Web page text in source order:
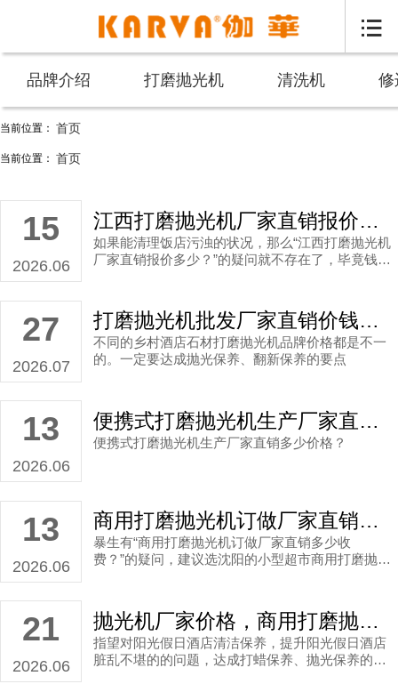

品牌介绍 打磨抛光机 清洗机 修
当前位置： 首页
当前位置： 首页
15
2026.06
江西打磨抛光机厂家直销报价多少？
如果能清理饭店污浊的状况，那么“江西打磨抛光机
厂家直销报价多少？”的疑问就不存在了，毕竟钱花
27
2026.07
打磨抛光机批发厂家直销价钱多少？
不同的乡村酒店石材打磨抛光机品牌价格都是不一
的。一定要达成抛光保养、翻新保养的要点
13
2026.06
便携式打磨抛光机生产厂家直销多少价格？
便携式打磨抛光机生产厂家直销多少价格？
13
2026.06
商用打磨抛光机订做厂家直销多少收费？
暴生有“商用打磨抛光机订做厂家直销多少收
费？”的疑问，建议选沈阳的小型超市商用打磨抛光
21
2026.06
抛光机厂家价格，商用打磨抛光机厂家直销案例
指望对阳光假日酒店清洁保养，提升阳光假日酒店
脏乱不堪的的问题，达成打蜡保养、抛光保养的中